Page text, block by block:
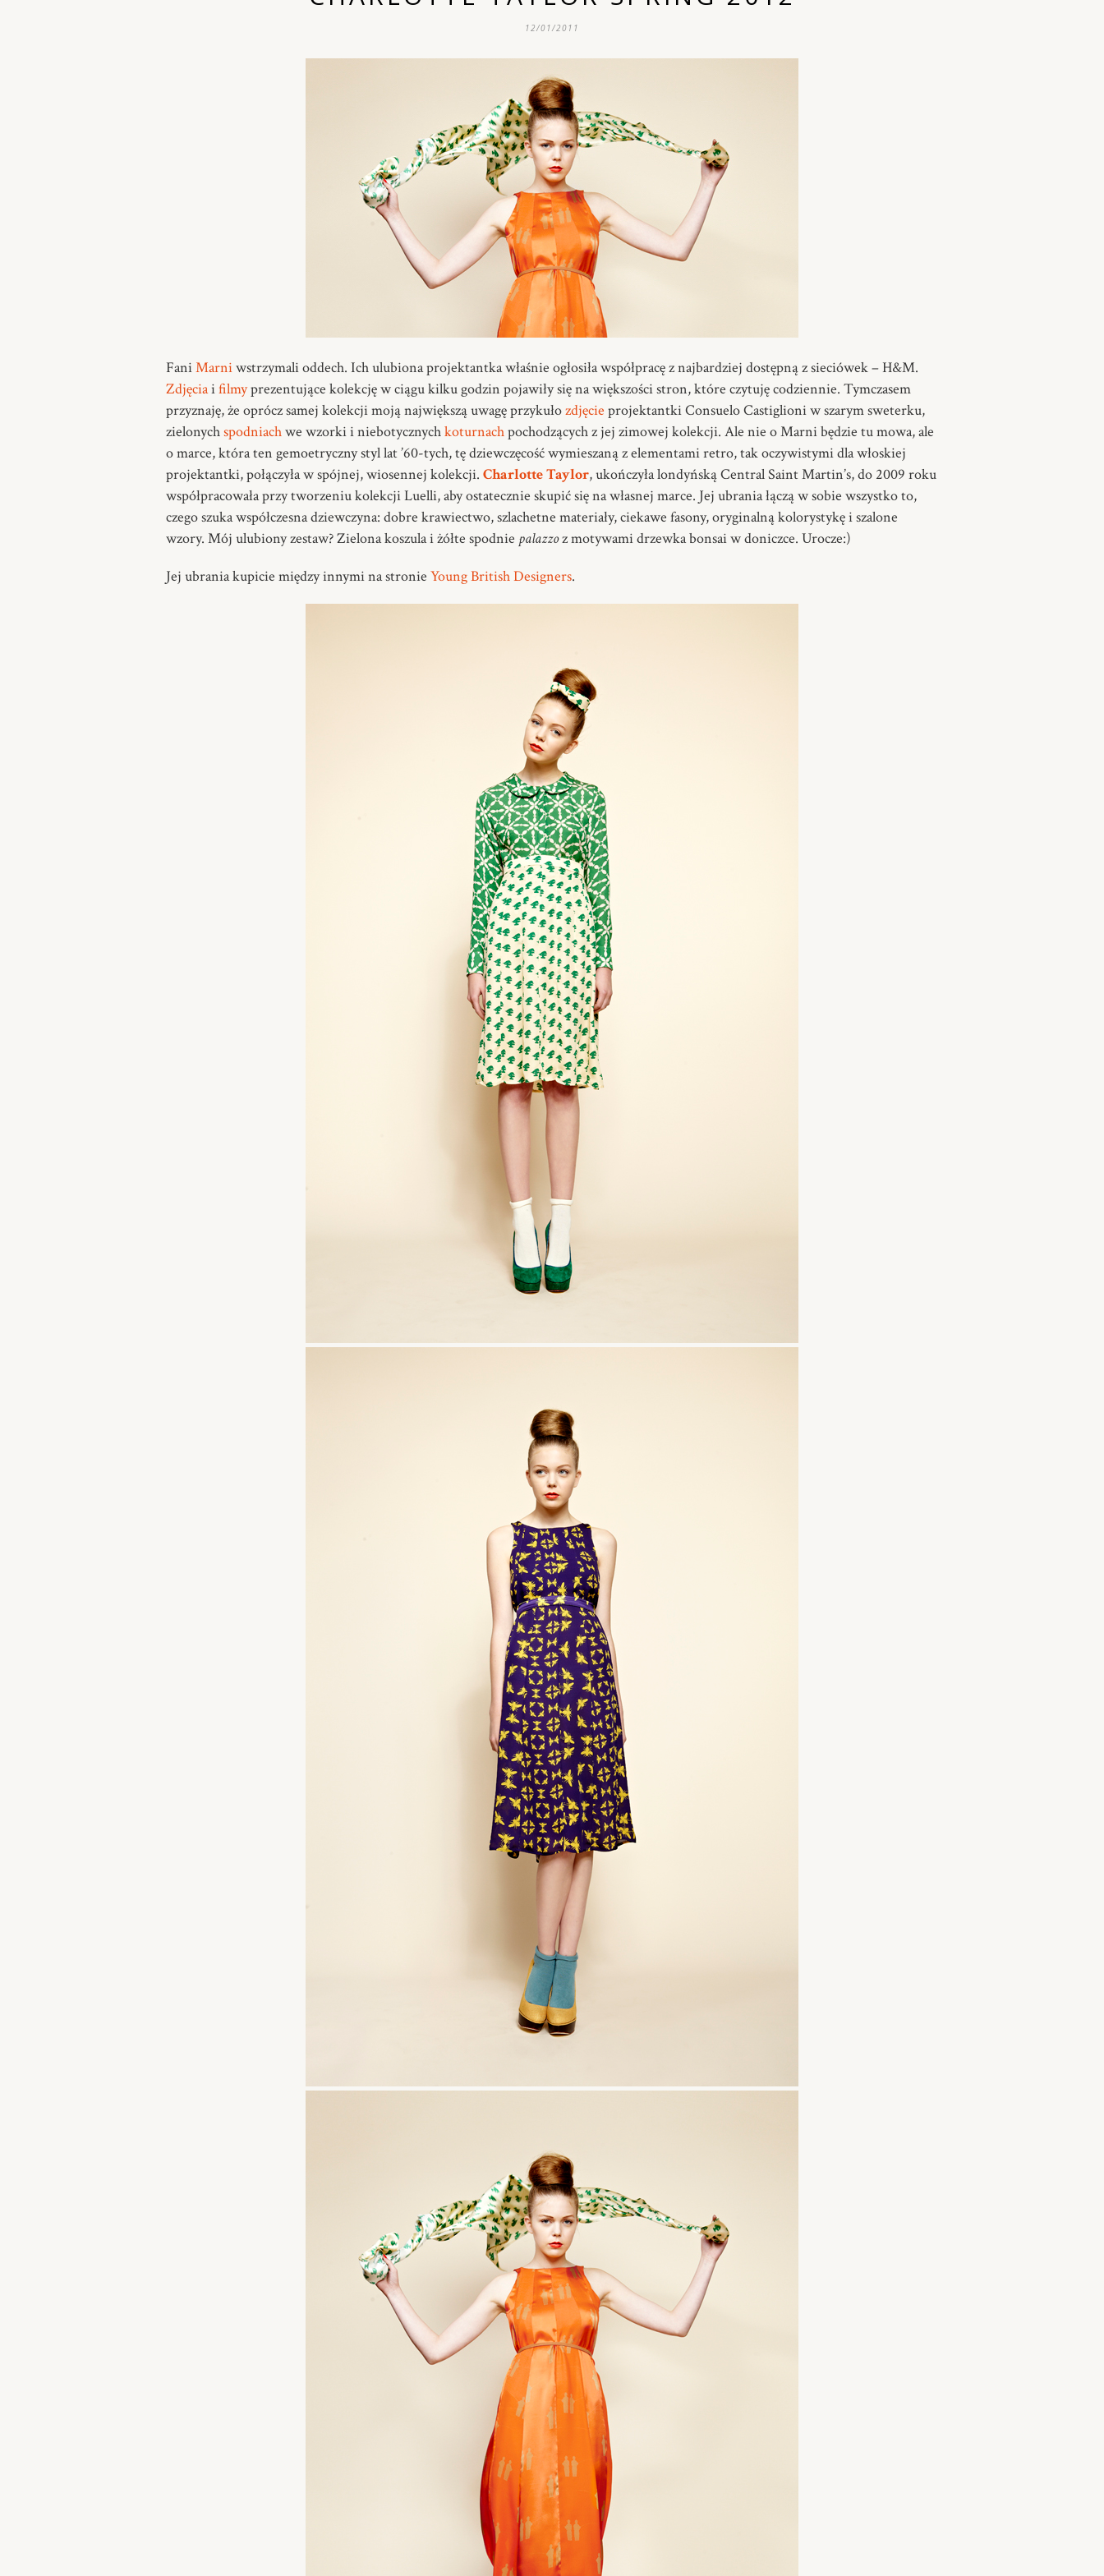
12/01/2011
FaniMarniwstrzymali oddech. Ich ulubiona projektantka właśnie ogłosiła współpracę z najbardziej dostępną z sieciówek – H&M.
Zdjęciaifilmyprezentujące kolekcję w ciągu kilku godzin pojawiły się na większości stron, które czytuję codziennie. Tymczasem
przyznaję, że oprócz samej kolekcji moją największą uwagę przykułozdjęcie projektantki Consuelo Castiglioni w szarym sweterku,
zielonychspodniachwe wzorki i niebotycznychkoturnachpochodzących z jej zimowej kolekcji. Ale nie o Marni będzie tu mowa, ale
o marce, która ten gemoetryczny styl lat ’60-tych, tę dziewczęcość wymieszaną z elementami retro, tak oczywistymi dla włoskiej
projektantki, połączyła w spójnej, wiosennej kolekcji. Charlotte Taylor, ukończyła londyńską Central Saint Martin’s, do 2009 roku
współpracowała przy tworzeniu kolekcji Luelli, aby ostatecznie skupić się na własnej marce. Jej ubrania łączą w sobie wszystko to,
czego szuka współczesna dziewczyna: dobre krawiectwo, szlachetne materiały, ciekawe fasony, oryginalną kolorystykę i szalone
wzory. Mój ulubiony zestaw? Zielona koszula i żółte spodnie palazzoz motywami drzewka bonsai w doniczce. Urocze:)
Jej ubrania kupicie między innymi na stronie Young British Designers.